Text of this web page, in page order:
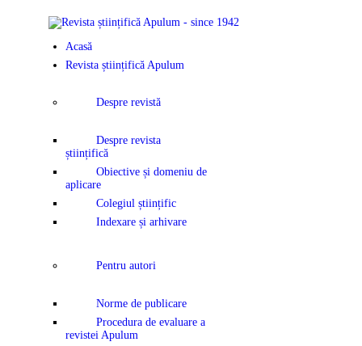
Acasă
Revista științifică Apulum
Despre revistă
Despre revista
științifică
Obiective și domeniu de
aplicare
Colegiul științific
Indexare și arhivare
Pentru autori
Norme de publicare
Procedura de evaluare a
revistei Apulum
ACASĂ
REVISTA ȘTIINȚIFICĂ
APULUM
ANUNȚURI ȘI
COMUNICATE
EVENIMENTE
CONTACT